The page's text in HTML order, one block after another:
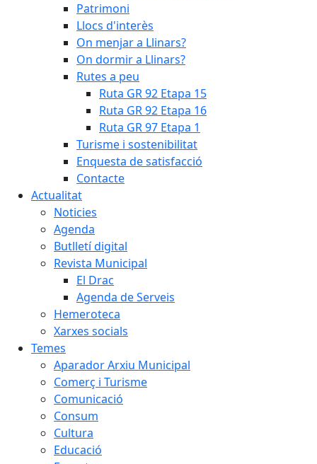
Patrimoni
Llocs d'interès
On menjar a Llinars?
On dormir a Llinars?
Rutes a peu
Ruta GR 92 Etapa 15
Ruta GR 92 Etapa 16
Ruta GR 97 Etapa 1
Turisme i sostenibilitat
Enquesta de satisfacció
Contacte
Actualitat
Noticies
Agenda
Butlletí digital
Revista Municipal
El Drac
Agenda de Serveis
Hemeroteca
Xarxes socials
Temes
Aparador Arxiu Municipal
Comerç i Turisme
Comunicació
Consum
Cultura
Educació